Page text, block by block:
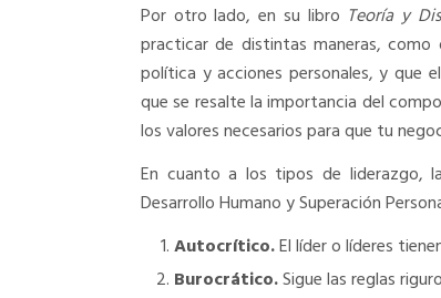
Por otro lado, en su libro Teoría y
practicar de distintas maneras, como
política y acciones personales, y que
que se resalte la importancia del
los valores necesarios para que tu
En cuanto a los tipos de liderazgo,
Desarrollo Humano y Superación
Autocrítico.El líder o líderes
Burocrático.Sigue las reglas